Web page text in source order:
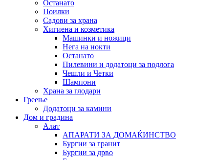
Останато
Поилки
Садови за храна
Хигиена и козметика
Машинки и ножици
Нега на нокти
Останато
Пилевини и додатоци за подлога
Чешли и Четки
Шампони
Храна за глодари
Греење
Додатоци за камини
Дом и градина
Алат
АПАРАТИ ЗА ДОМАЌИНСТВО
Бургии за гранит
Бургии за дрво